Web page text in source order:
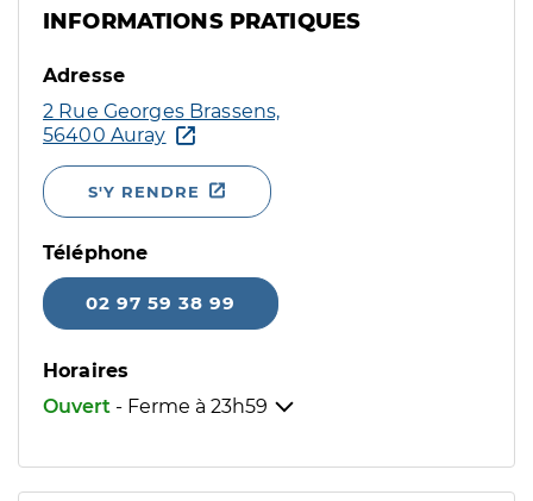
INFORMATIONS PRATIQUES
Adresse
2 Rue Georges Brassens,
56400 Auray
S'Y RENDRE
Téléphone
02 97 59 38 99
Horaires
Ouvert - Ferme à 23h59